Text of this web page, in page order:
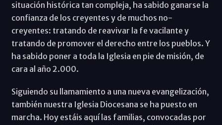
situación histórica tan compleja, ha sabido ganarse la
confianza de los creyentes y de muchos no-
creyentes: tratando de reavivar la fe vacilante y
tratando de promover el derecho entre los pueblos. Y
ha sabido poner a toda la Iglesia en pie de misión, de
cara al año 2.000.
Siguiendo su llamamiento a una nueva evangelización,
también nuestra Iglesia Diocesana se ha puesto en
marcha. Hoy estáis aquí las familias, convocadas por